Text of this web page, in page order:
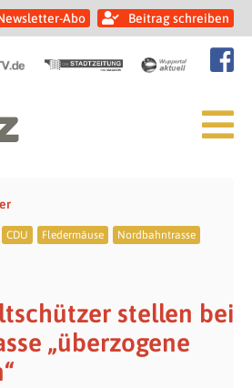
Abo Beitrag schreiben
CDU Fledermäuse
Nordbahntrasse
stellen bei
„überzogene